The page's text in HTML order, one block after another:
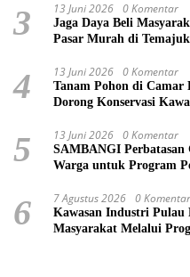
3 13 Juni 2026 0 Komentar
Jaga Daya Beli
Pasar Murah di Temajuk
4 13 Juni 2026 0 Komentar
Tanam Pohon di Camar
Dorong Konservasi
5 13 Juni 2026 0 Komentar
SAMBANGI Perbatasan
Warga untuk Program
6 7 Agustus 2026 0 Komentar
Kawasan Industri Pulau
Masyarakat Melalui